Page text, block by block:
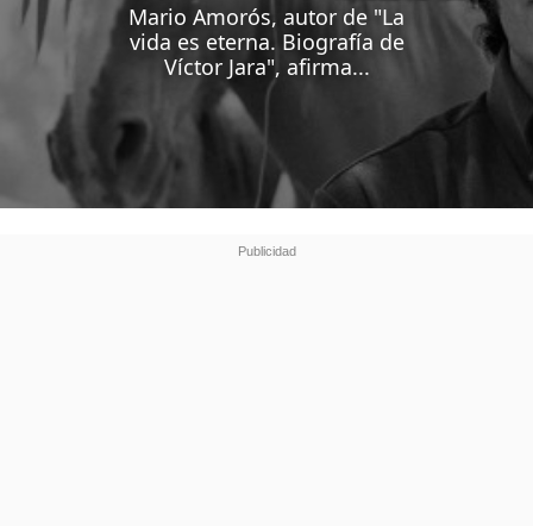
Mario Amorós, autor de "La
vida es eterna. Biografía de
Víctor Jara", afirma...